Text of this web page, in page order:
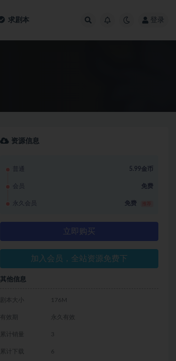
求剧本 登录
资源信息
普通 5.99金币
会员 免费
永久会员 免费
立即购买
加入会员，全站资源免费下
其他信息
剧本大小 176M
有效期 永久有效
累计销量 3
累计下载 6